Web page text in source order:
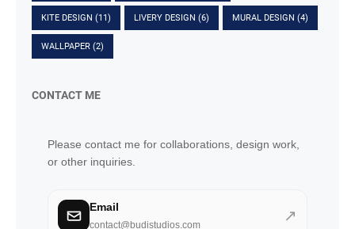
KITE DESIGN (11) LIVERY DESIGN (6) MURAL DESIGN (4)
WALLPAPER (2)
CONTACT ME
Please contact me for collaborations, design work,
or other inquiries.
Email
contact@budistudios.com
↗